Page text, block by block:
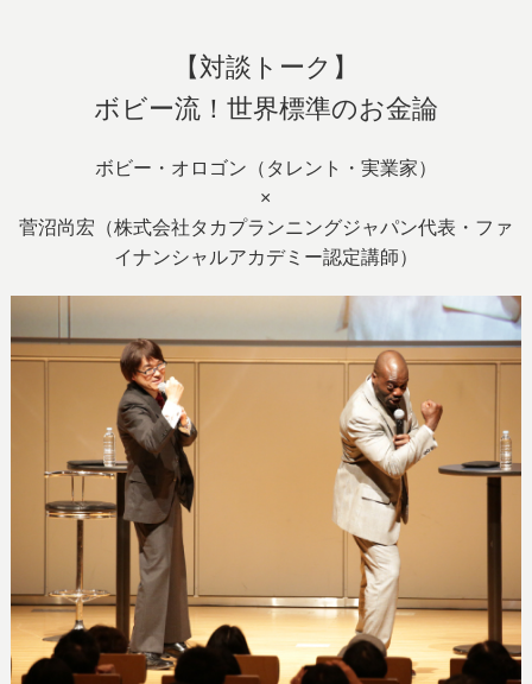
【対談トーク】
ボビー流！世界標準のお金論
ボビー・オロゴン（タレント・実業家）
×
菅沼尚宏（株式会社タカプランニングジャパン代表・ファ
イナンシャルアカデミー認定講師）